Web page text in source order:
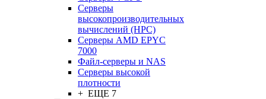
Серверы
высокопроизводительных
вычислений (HPC)
Серверы AMD EPYC
7000
Файл-серверы и NAS
Серверы высокой
плотности
+ ЕЩЕ 7